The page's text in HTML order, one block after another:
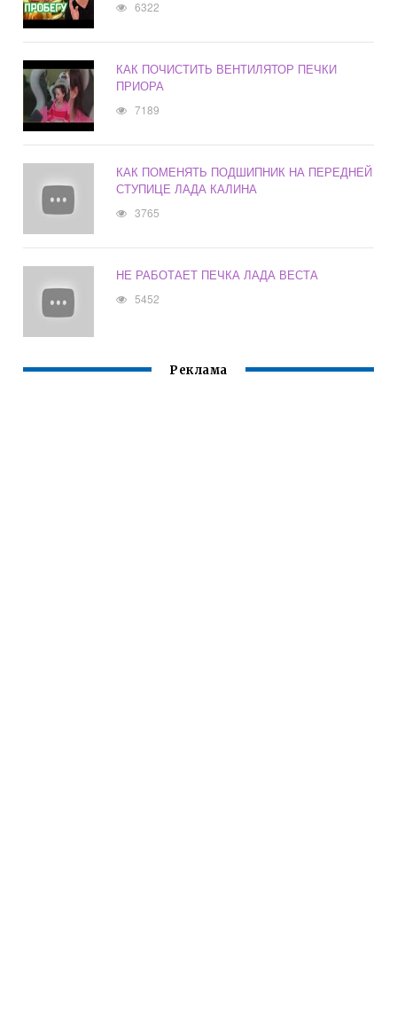
6322
КАК ПОЧИСТИТЬ ВЕНТИЛЯТОР ПЕЧКИ
ПРИОРА
7189
КАК ПОМЕНЯТЬ ПОДШИПНИК НА ПЕРЕДНЕЙ
СТУПИЦЕ ЛАДА КАЛИНА
3765
НЕ РАБОТАЕТ ПЕЧКА ЛАДА ВЕСТА
5452
Реклама